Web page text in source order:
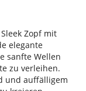
Zopf mit
elegante
sanfte Wellen
zu verleihen.
und auffälligem